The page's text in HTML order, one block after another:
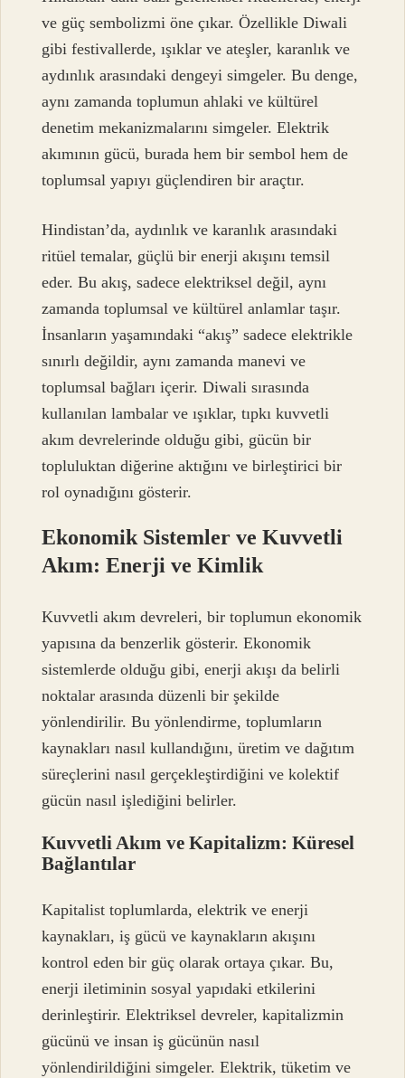
ve güç sembolizmi öne çıkar. Özellikle Diwali
gibi festivallerde, ışıklar ve ateşler, karanlık ve
aydınlık arasındaki dengeyi simgeler. Bu denge,
aynı zamanda toplumun ahlaki ve kültürel
denetim mekanizmalarını simgeler. Elektrik
akımının gücü, burada hem bir sembol hem de
toplumsal yapıyı güçlendiren bir araçtır.
Hindistan’da, aydınlık ve karanlık arasındaki
ritüel temalar, güçlü bir enerji akışını temsil
eder. Bu akış, sadece elektriksel değil, aynı
zamanda toplumsal ve kültürel anlamlar taşır.
İnsanların yaşamındaki “akış” sadece elektrikle
sınırlı değildir, aynı zamanda manevi ve
toplumsal bağları içerir. Diwali sırasında
kullanılan lambalar ve ışıklar, tıpkı kuvvetli
akım devrelerinde olduğu gibi, gücün bir
topluluktan diğerine aktığını ve birleştirici bir
rol oynadığını gösterir.
Ekonomik Sistemler ve Kuvvetli
Akım: Enerji ve Kimlik
Kuvvetli akım devreleri, bir toplumun ekonomik
yapısına da benzerlik gösterir. Ekonomik
sistemlerde olduğu gibi, enerji akışı da belirli
noktalar arasında düzenli bir şekilde
yönlendirilir. Bu yönlendirme, toplumların
kaynakları nasıl kullandığını, üretim ve dağıtım
süreçlerini nasıl gerçekleştirdiğini ve kolektif
gücün nasıl işlediğini belirler.
Kuvvetli Akım ve Kapitalizm: Küresel
Bağlantılar
Kapitalist toplumlarda, elektrik ve enerji
kaynakları, iş gücü ve kaynakların akışını
kontrol eden bir güç olarak ortaya çıkar. Bu,
enerji iletiminin sosyal yapıdaki etkilerini
derinleştirir. Elektriksel devreler, kapitalizmin
gücünü ve insan iş gücünün nasıl
yönlendirildiğini simgeler. Elektrik, tüketim ve